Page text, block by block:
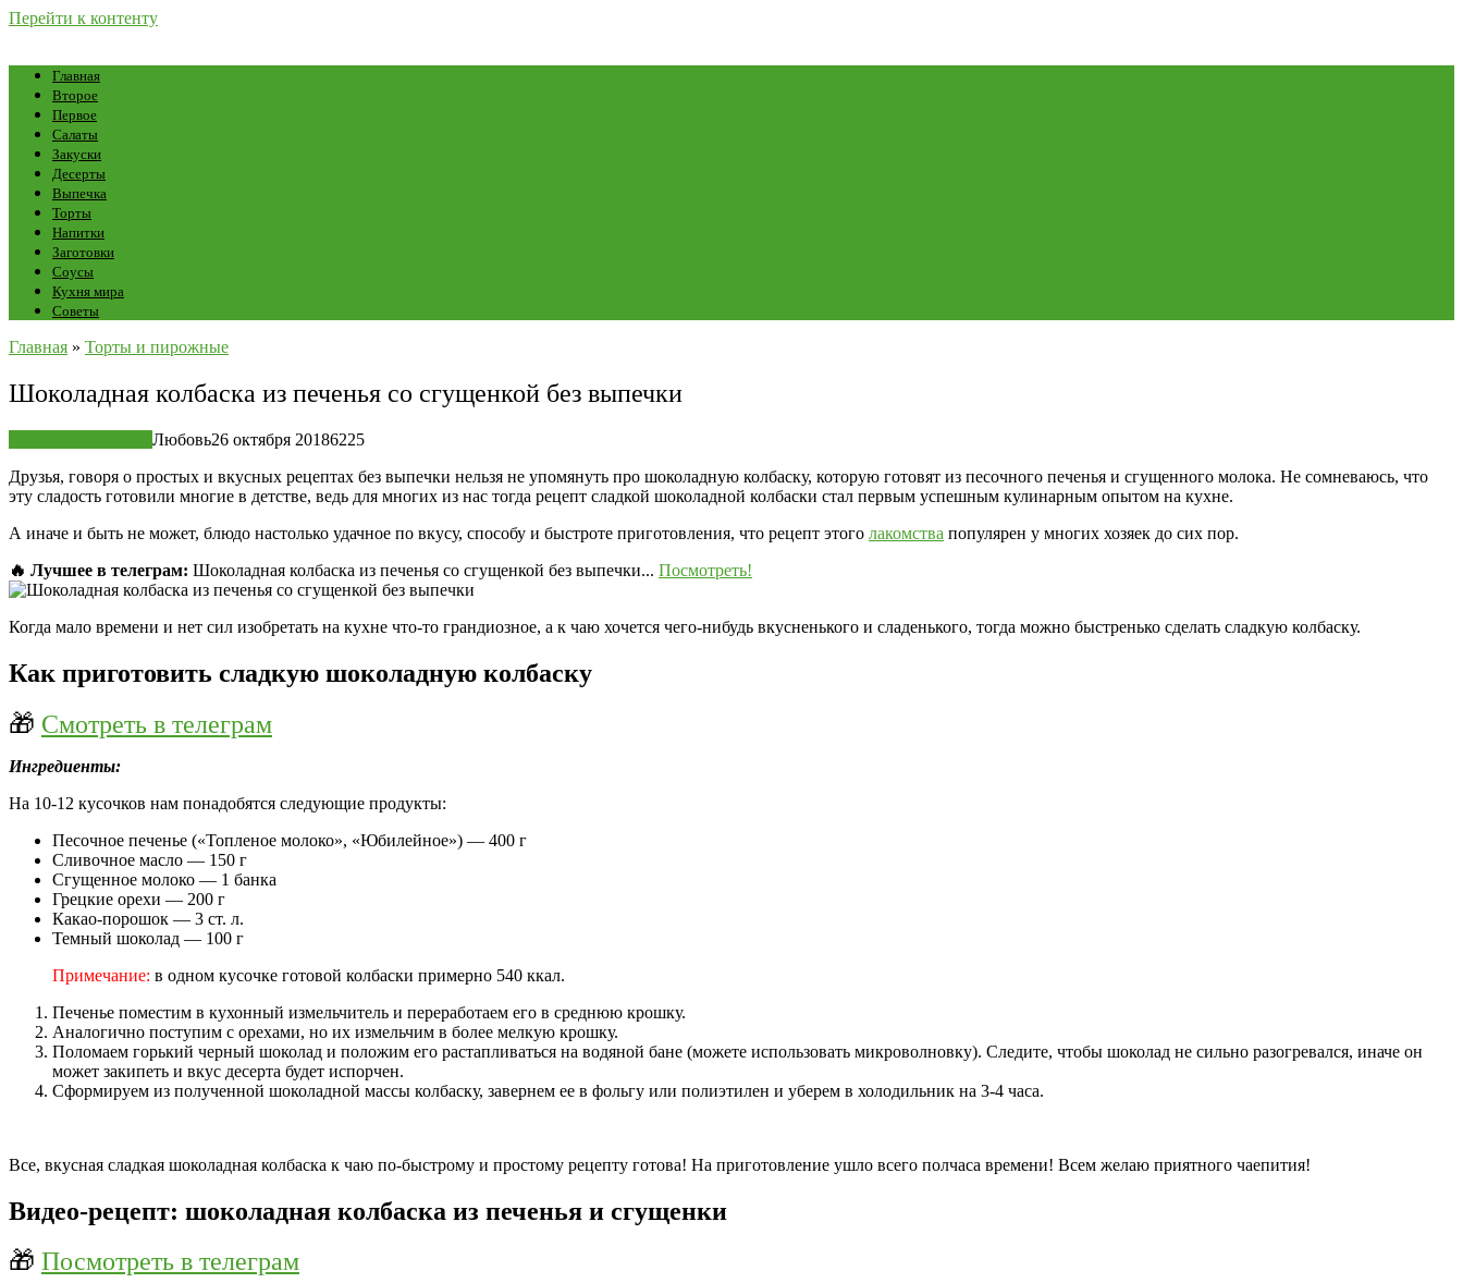
Перейти к контенту
Главная
Второе
Первое
Салаты
Закуски
Десерты
Выпечка
Торты
Напитки
Заготовки
Соусы
Кухня мира
Советы
Главная » Торты и пирожные
Шоколадная колбаска из печенья со сгущенкой без выпечки
Любовь26 октября 20186225
Друзья, говоря о простых и вкусных рецептах без выпечки нельзя не упомянуть про шоколадную колбаску, которую готовят из песочного печенья и сгущенного молока. Не сомневаюсь, что
эту сладость готовили многие в детстве, ведь для многих из нас тогда рецепт сладкой шоколадной колбаски стал первым успешным кулинарным опытом на кухне.
А иначе и быть не может, блюдо настолько удачное по вкусу, способу и быстроте приготовления, что рецепт этого лакомства популярен у многих хозяек до сих пор.
🔥 Лучшее в телеграм: Шоколадная колбаска из печенья со сгущенкой без выпечки... Посмотреть!
Когда мало времени и нет сил изобретать на кухне что-то грандиозное, а к чаю хочется чего-нибудь вкусненького и сладенького, тогда можно быстренько сделать сладкую колбаску.
Как приготовить сладкую шоколадную колбаску
🎁 Смотреть в телеграм
Ингредиенты:
На 10-12 кусочков нам понадобятся следующие продукты:
Песочное печенье («Топленое молоко», «Юбилейное») — 400 г
Сливочное масло — 150 г
Сгущенное молоко — 1 банка
Грецкие орехи — 200 г
Какао-порошок — 3 ст. л.
Темный шоколад — 100 г
Примечание: в одном кусочке готовой колбаски примерно 540 ккал.
Печенье поместим в кухонный измельчитель и переработаем его в среднюю крошку.
Аналогично поступим с орехами, но их измельчим в более мелкую крошку.
Поломаем горький черный шоколад и положим его растапливаться на водяной бане (можете использовать микроволновку). Следите, чтобы шоколад не сильно разогревался, иначе он
может закипеть и вкус десерта будет испорчен.
Сформируем из полученной шоколадной массы колбаску, завернем ее в фольгу или полиэтилен и уберем в холодильник на 3-4 часа.
Все, вкусная сладкая шоколадная колбаска к чаю по-быстрому и простому рецепту готова! На приготовление ушло всего полчаса времени! Всем желаю приятного чаепития!
Видео-рецепт: шоколадная колбаска из печенья и сгущенки
🎁 Посмотреть в телеграм